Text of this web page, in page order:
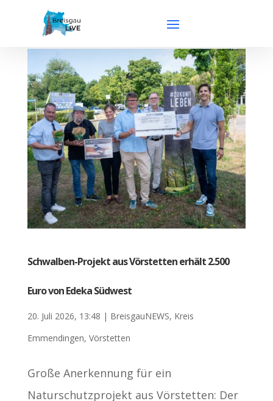
Schwalben-Projekt aus Vörstetten erhält 2.500
Euro von Edeka Südwest
20. Juli 2026, 13:48 | BreisgauNEWS, Kreis
Emmendingen, Vörstetten
Große Anerkennung für ein
Naturschutzprojekt aus Vörstetten: Der